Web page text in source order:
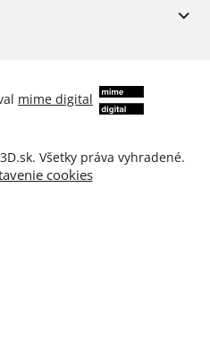
mime digital
. Všetky práva vyhradené.
cookies